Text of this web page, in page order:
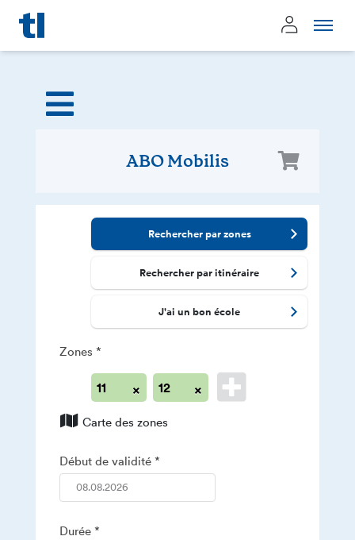
Page d'accueil Mon
ABO Mobilis
Rechercher par zones
Rechercher par itinéraire
J'ai un bon école
Zones
×
11 ×
12
Carte des zones
Début de validité
Durée